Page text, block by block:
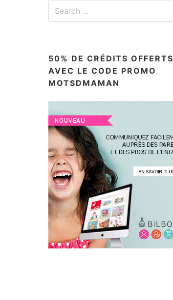
Search
50% DE CRÉDITS OFFERTS
AVEC LE CODE PROMO
MOTSDMAMAN